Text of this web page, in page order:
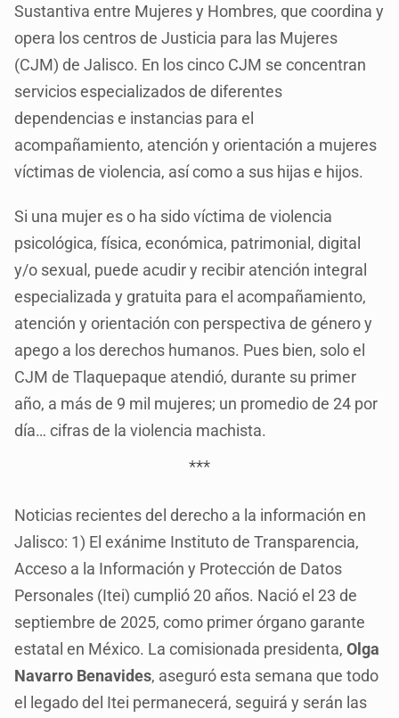
Sustantiva entre Mujeres y Hombres, que coordina y
opera los centros de Justicia para las Mujeres
(CJM) de Jalisco. En los cinco CJM se concentran
servicios especializados de diferentes
dependencias e instancias para el
acompañamiento, atención y orientación a mujeres
víctimas de violencia, así como a sus hijas e hijos.
Si una mujer es o ha sido víctima de violencia
psicológica, física, económica, patrimonial, digital
y/o sexual, puede acudir y recibir atención integral
especializada y gratuita para el acompañamiento,
atención y orientación con perspectiva de género y
apego a los derechos humanos. Pues bien, solo el
CJM de Tlaquepaque atendió, durante su primer
año, a más de 9 mil mujeres; un promedio de 24 por
día… cifras de la violencia machista.
***
Noticias recientes del derecho a la información en
Jalisco: 1) El exánime Instituto de Transparencia,
Acceso a la Información y Protección de Datos
Personales (Itei) cumplió 20 años. Nació el 23 de
septiembre de 2025, como primer órgano garante
estatal en México. La comisionada presidenta,Olga
Navarro Benavides, aseguró esta semana que todo
el legado del Itei permanecerá, seguirá y serán las